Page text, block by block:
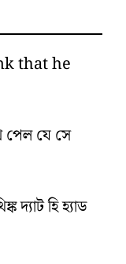
that he
পেল যে সে
দ্যাট হি হ্যাড